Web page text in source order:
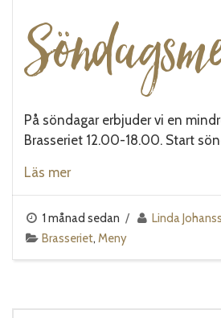
På söndagar erbjuder vi en
Brasseriet 12.00-18.00. Start
Läs mer
1 månad sedan
Linda
Brasseriet,Meny